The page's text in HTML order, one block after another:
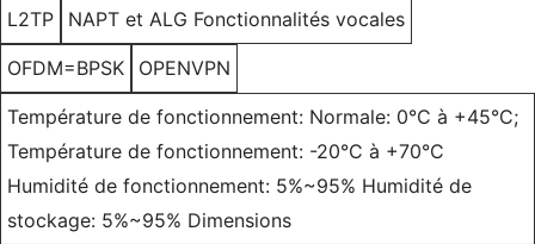
L2TP NAPT et ALG Fonctionnalités vocales
OFDM=BPSK OPENVPN
Température de fonctionnement: Normale: 0°C à +45°C;
Température de fonctionnement: -20°C à +70°C
Humidité de fonctionnement: 5%~95% Humidité de
stockage: 5%~95% Dimensions